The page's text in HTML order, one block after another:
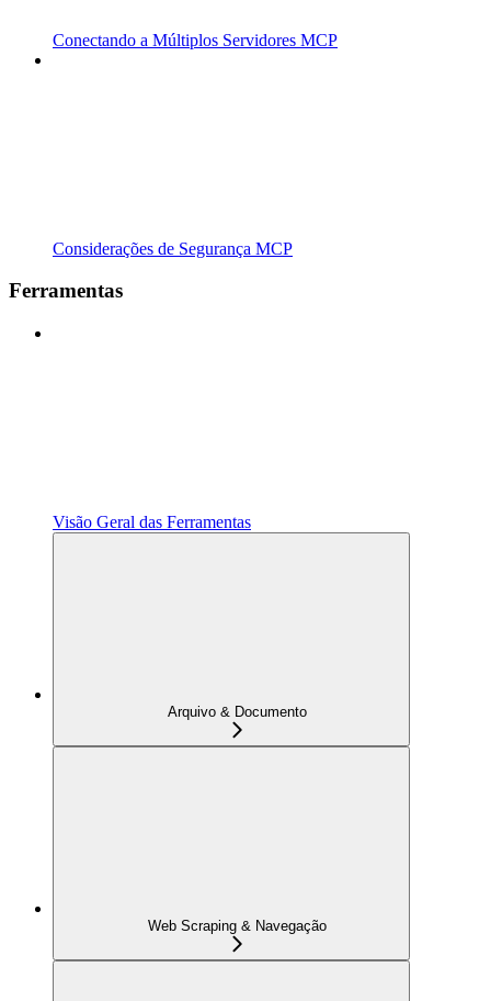
Conectando a Múltiplos Servidores MCP
Considerações de Segurança MCP
Ferramentas
Visão Geral das Ferramentas
Arquivo & Documento
Web Scraping & Navegação